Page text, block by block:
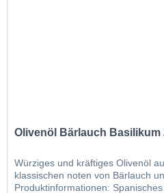
Olivenöl Bärlauch Basilikum
Würziges und kräftiges Olivenöl
klassischen noten von Bärlauch
Produktinformationen: